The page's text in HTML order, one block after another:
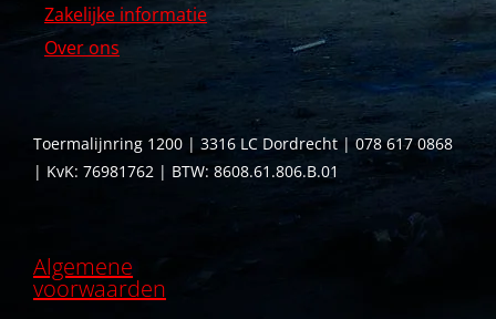
Zakelijke informatie
Over ons
Toermalijnring 1200 | 3316 LC Dordrecht | 078 617 0868
| KvK: 76981762 | BTW: 8608.61.806.B.01
Algemene
voorwaarden